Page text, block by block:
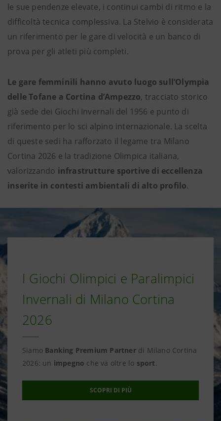
le sue pendenze elevate, i continui cambi di ritmo e la
difficoltà tecnica complessiva. La Stelvio è considerata
un riferimento per le gare di velocità e un banco di
prova per gli atleti più completi.
Le gare femminili hanno avuto luogo sull’Olympia
delle Tofane a Cortina d’Ampezzo, tracciato storico
già sede dei Giochi Invernali del 1956 e punto di
riferimento per lo sci alpino internazionale. La scelta
di queste sedi ha rafforzato il legame tra Milano
Cortina 2026 e la tradizione Olimpica italiana,
valorizzando infrastrutture sportive di eccellenza
inserite in contesti ambientali di alto profilo.
I Giochi Olimpici e Paralimpici
Invernali di Milano Cortina
2026
Siamo Banking Premium Partner di Milano Cortina
2026: un impegno che va oltre lo sport.
SCOPRI DI PIÙ